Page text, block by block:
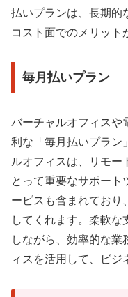
払いプランは、長期的
コスト面でのメリット
毎月払いプラン
バーチャルオフィスや
利な「毎月払いプラン
ルオフィスは、リモー
とって重要なサポート
ービスも含まれており
してくれます。柔軟
しながら、効率的な業
ィスを活用して、ビジ